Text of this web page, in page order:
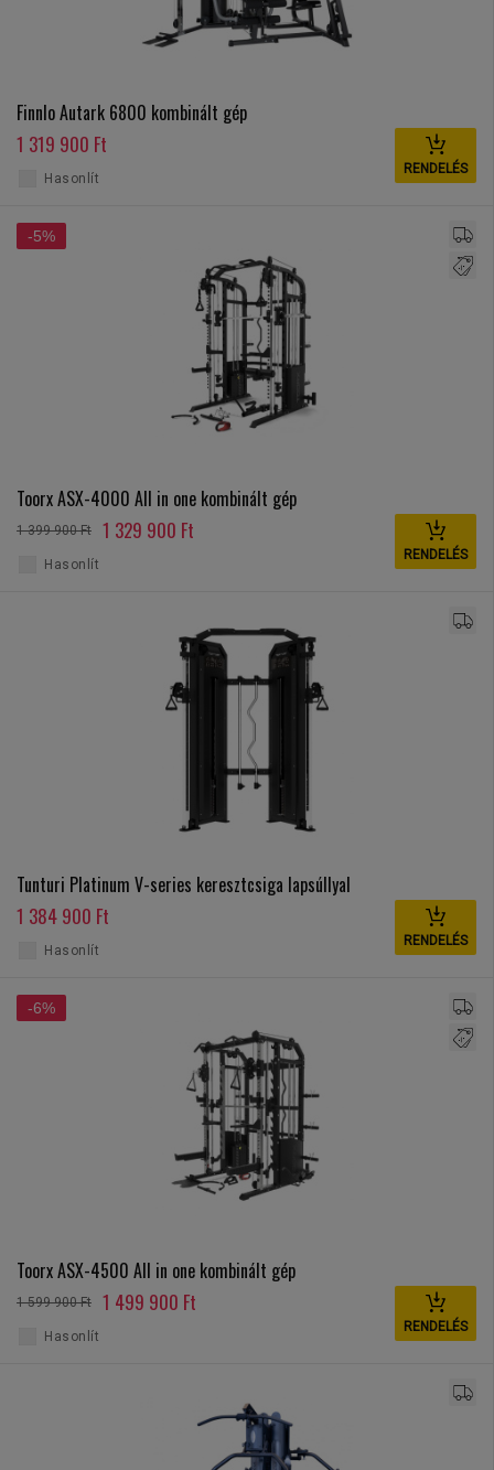
Finnlo Autark 6800 kombinált gép
1 319 900 Ft
RENDELÉS
Hasonlít
-5%
Toorx ASX-4000 All in one kombinált gép
1 399 900 Ft 1 329 900 Ft
RENDELÉS
Hasonlít
Tunturi Platinum V-series keresztcsiga lapsúllyal
1 384 900 Ft
RENDELÉS
Hasonlít
-6%
Toorx ASX-4500 All in one kombinált gép
1 599 900 Ft 1 499 900 Ft
RENDELÉS
Hasonlít